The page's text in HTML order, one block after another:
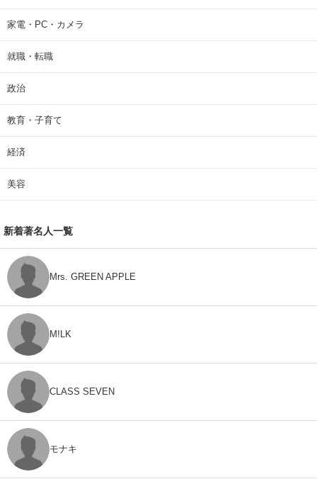
家電・PC・カメラ
就職・転職
政治
教育・子育て
経済
美容
新着著名人一覧
Mrs. GREEN APPLE
M!LK
CLASS SEVEN
モナキ